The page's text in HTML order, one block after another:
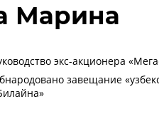
Марина
экс-акционера
завещание